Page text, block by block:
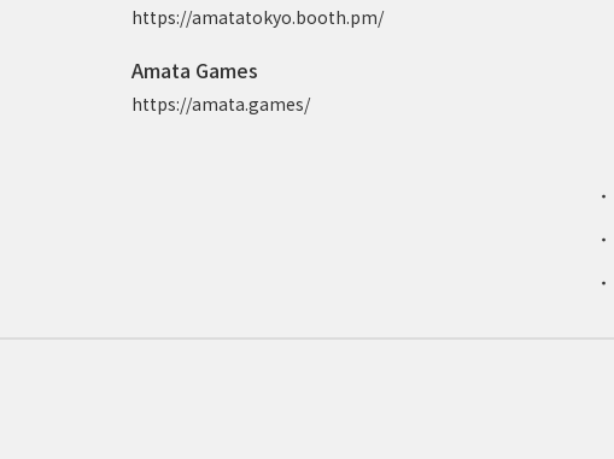
https://amatatokyo.booth.pm/
Amata Games
https://amata.games/